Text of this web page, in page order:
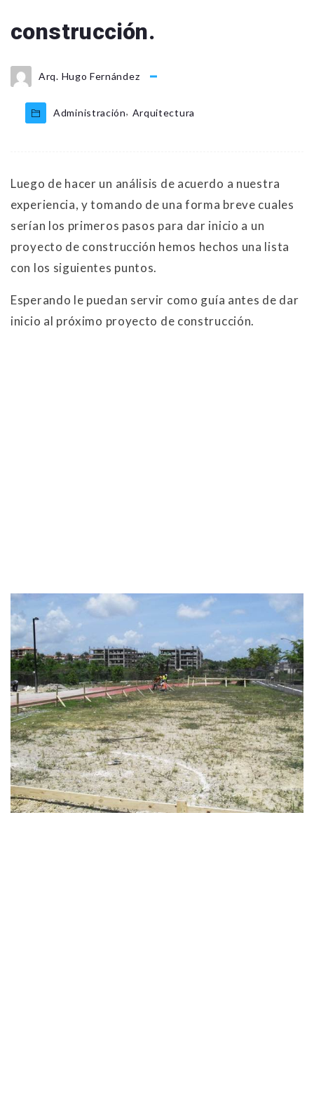
construcción.
Arq. Hugo Fernández
Administración, Arquitectura
Luego de hacer un análisis de acuerdo a nuestra
experiencia, y tomando de una forma breve cuales
serían los primeros pasos para dar inicio a un
proyecto de construcción hemos hechos una lista
con los siguientes puntos.
Esperando le puedan servir como guía antes de dar
inicio al próximo proyecto de construcción.